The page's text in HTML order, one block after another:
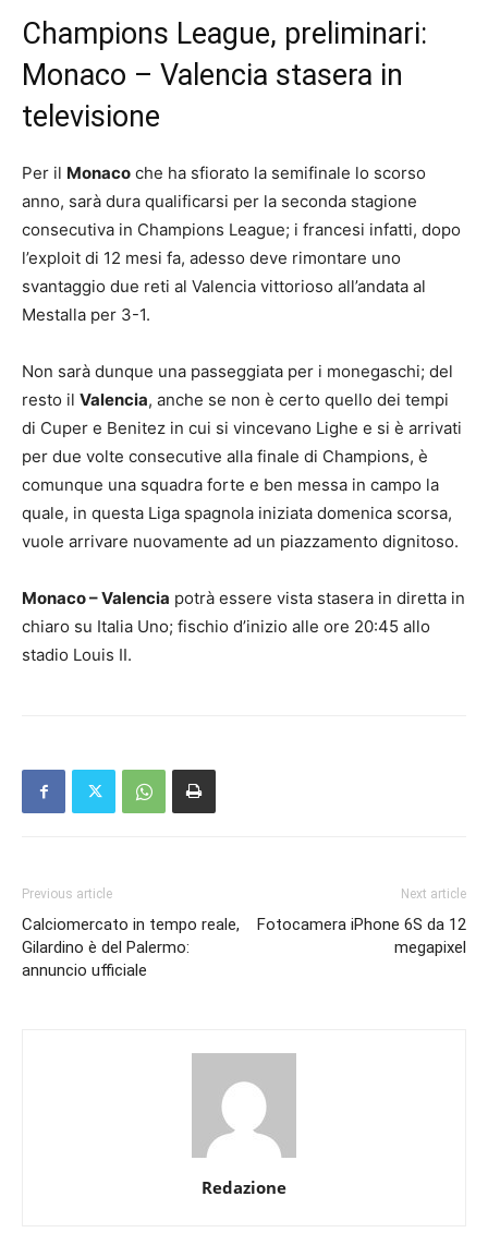
Champions League, preliminari:
Monaco – Valencia stasera in
televisione
Per il Monaco che ha sfiorato la semifinale lo scorso
anno, sarà dura qualificarsi per la seconda stagione
consecutiva in Champions League; i francesi infatti, dopo
l’exploit di 12 mesi fa, adesso deve rimontare uno
svantaggio due reti al Valencia vittorioso all’andata al
Mestalla per 3-1.
Non sarà dunque una passeggiata per i monegaschi; del
resto il Valencia, anche se non è certo quello dei tempi
di Cuper e Benitez in cui si vincevano Lighe e si è arrivati
per due volte consecutive alla finale di Champions, è
comunque una squadra forte e ben messa in campo la
quale, in questa Liga spagnola iniziata domenica scorsa,
vuole arrivare nuovamente ad un piazzamento dignitoso.
Monaco – Valencia potrà essere vista stasera in diretta in
chiaro su Italia Uno; fischio d’inizio alle ore 20:45 allo
stadio Louis II.
Previous article
Calciomercato in tempo reale,
Gilardino è del Palermo:
annuncio ufficiale
Next article
Fotocamera iPhone 6S da 12
megapixel
Redazione